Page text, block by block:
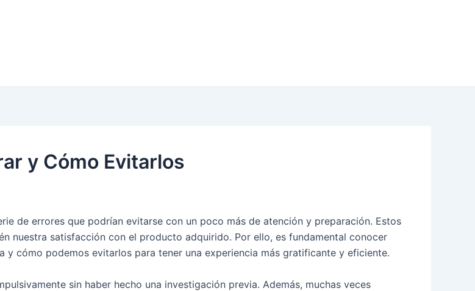
y Cómo Evitarlos
de errores que podrían evitarse con un poco más de atención y preparación. Estos
nuestra satisfacción con el producto adquirido. Por ello, es fundamental conocer
y cómo podemos evitarlos para tener una experiencia más gratificante y eficiente.
sin haber hecho una investigación previa. Además, muchas veces